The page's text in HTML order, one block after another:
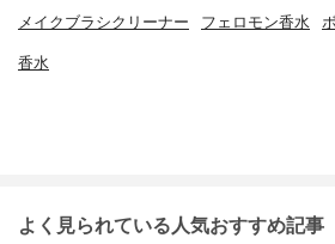
メイクブラシクリーナー フェロモン香水
香水
よく見られている人気おすすめ記事